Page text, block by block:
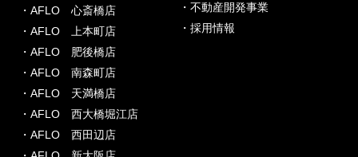
・AFLO 心斎橋店
・AFLO 上本町店
・AFLO 肥後橋店
・AFLO 南森町店
・AFLO 天満橋店
・AFLO 西大橋堀江店
・AFLO 西田辺店
・不動産開発事業
・採用情報